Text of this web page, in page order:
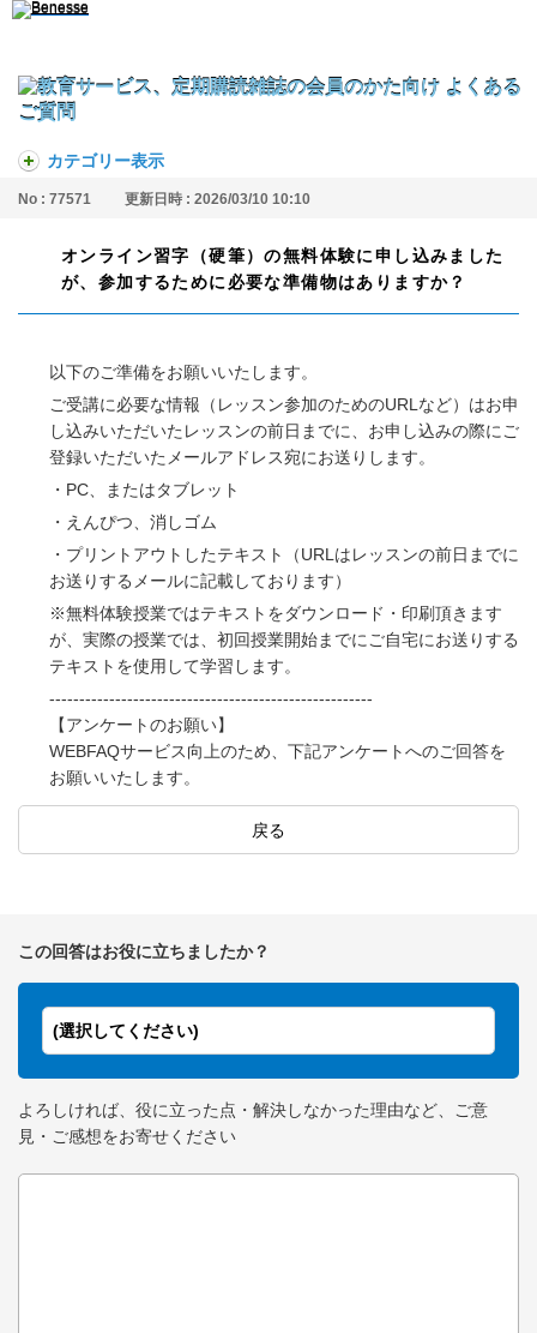
カテゴリー表示
No : 77571 更新日時 : 2026/03/10 10:10
オンライン習字（硬筆）の無料体験に申し込みました
が、参加するために必要な準備物はありますか？
以下のご準備をお願いいたします。
ご受講に必要な情報（レッスン参加のためのURLなど）はお申
し込みいただいたレッスンの前日までに、お申し込みの際にご
登録いただいたメールアドレス宛にお送りします。
・PC、またはタブレット
・えんぴつ、消しゴム
・プリントアウトしたテキスト（URLはレッスンの前日までに
お送りするメールに記載しております）
※無料体験授業ではテキストをダウンロード・印刷頂きます
が、実際の授業では、初回授業開始までにご自宅にお送りする
テキストを使用して学習します。
------------------------------------------------------
【アンケートのお願い】
WEBFAQサービス向上のため、下記アンケートへのご回答を
お願いいたします。
戻る
この回答はお役に立ちましたか？
(選択してください)
よろしければ、役に立った点・解決しなかった理由など、ご意
見・ご感想をお寄せください